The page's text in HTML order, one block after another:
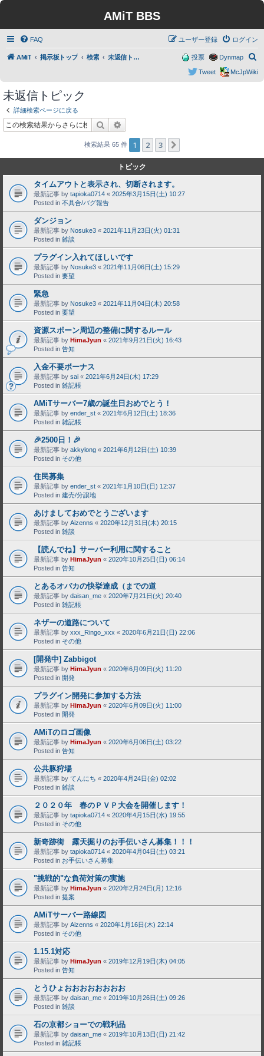
AMiT BBS
FAQ ログイン
ユーザー登録
AMiT 掲示板トップ 検索 未返信トピック
索
Dynmap
投票
McJpWiki
Tweet
未返信トピック
詳細検索ページに戻る
検索
検索結果 65 件 1 2 3
トピック
タイムアウトと表示され、切断されます。
最新記事 by tapioka0714 « 2025年3月15日(土) 10:27
Posted in 不具合/バグ報告
ダンジョン
最新記事 by Nosuke3 « 2021年11月23日(火) 01:31
Posted in 雑談
プラグイン入れてほしいです
最新記事 by Nosuke3 « 2021年11月06日(土) 15:29
Posted in 要望
緊急
最新記事 by Nosuke3 « 2021年11月04日(木) 20:58
Posted in 要望
資源スポーン周辺の整備に関するルール
最新記事 by HimaJyun « 2021年9月21日(火) 16:43
Posted in 告知
入金不要ボーナス
最新記事 by sai « 2021年6月24日(木) 17:29
Posted in 雑記帳
AMiTサーバー7歳の誕生日おめでとう！
最新記事 by ender_st « 2021年6月12日(土) 18:36
Posted in 雑記帳
🎉2500日！🎉
最新記事 by akkylong « 2021年6月12日(土) 10:39
Posted in その他
住民募集
最新記事 by ender_st « 2021年1月10日(日) 12:37
Posted in 建売/分譲地
あけましておめでとうございます
最新記事 by Aizenns « 2020年12月31日(木) 20:15
Posted in 雑談
【読んでね】サーバー利用に関すること
最新記事 by HimaJyun « 2020年10月25日(日) 06:14
Posted in 告知
とあるオバカの快挙達成（までの道
最新記事 by daisan_me « 2020年7月21日(火) 20:40
Posted in 雑記帳
ネザーの道路について
最新記事 by xxx_Ringo_xxx « 2020年6月21日(日) 22:06
Posted in その他
[開発中] Zabbigot
最新記事 by HimaJyun « 2020年6月09日(火) 11:20
Posted in 開発
プラグイン開発に参加する方法
最新記事 by HimaJyun « 2020年6月09日(火) 11:00
Posted in 開発
AMiTのロゴ画像
最新記事 by HimaJyun « 2020年6月06日(土) 03:22
Posted in 告知
公共豚狩場
最新記事 by てんにち « 2020年4月24日(金) 02:02
Posted in 雑談
２０２０年 春のＰＶＰ大会を開催します！
最新記事 by tapioka0714 « 2020年4月15日(水) 19:55
Posted in その他
新奇跡街 露天掘りのお手伝いさん募集！！！
最新記事 by tapioka0714 « 2020年4月04日(土) 03:21
Posted in お手伝いさん募集
"挑戦的"な負荷対策の実施
最新記事 by HimaJyun « 2020年2月24日(月) 12:16
Posted in 提案
AMiTサーバー路線図
最新記事 by Aizenns « 2020年1月16日(木) 22:14
Posted in その他
1.15.1対応
最新記事 by HimaJyun « 2019年12月19日(木) 04:05
Posted in 告知
とうひょおおおおおおおお
最新記事 by daisan_me « 2019年10月26日(土) 09:26
Posted in 雑談
石の京都ショーでの戦利品
最新記事 by daisan_me « 2019年10月13日(日) 21:42
Posted in 雑記帳